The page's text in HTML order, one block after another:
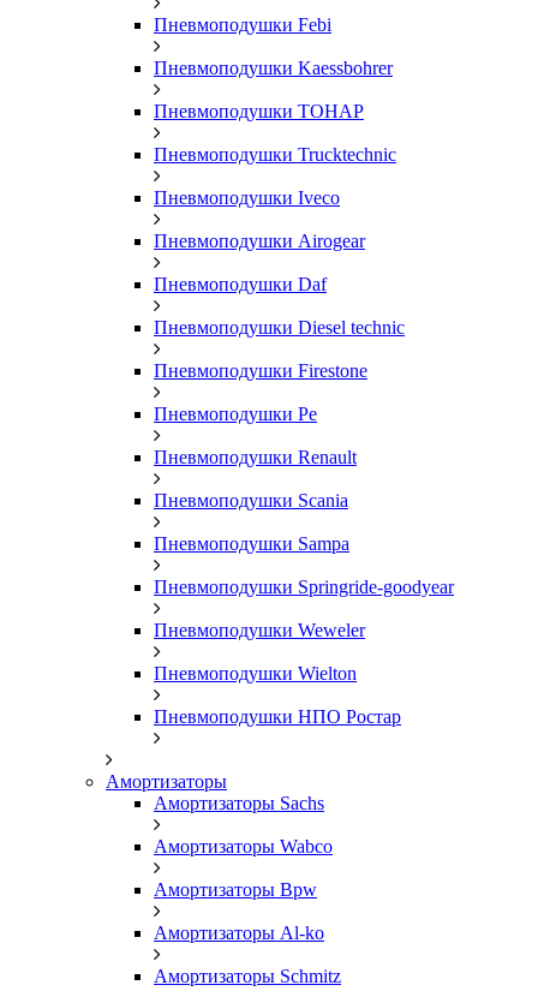
Пневмоподушки Febi
Пневмоподушки Kaessbohrer
Пневмоподушки ТОНАР
Пневмоподушки Trucktechnic
Пневмоподушки Iveco
Пневмоподушки Airogear
Пневмоподушки Daf
Пневмоподушки Diesel technic
Пневмоподушки Firestone
Пневмоподушки Pe
Пневмоподушки Renault
Пневмоподушки Scania
Пневмоподушки Sampa
Пневмоподушки Springride-goodyear
Пневмоподушки Weweler
Пневмоподушки Wielton
Пневмоподушки НПО Ростар
Амортизаторы
Амортизаторы Sachs
Амортизаторы Wabco
Амортизаторы Bpw
Амортизаторы Al-ko
Амортизаторы Schmitz